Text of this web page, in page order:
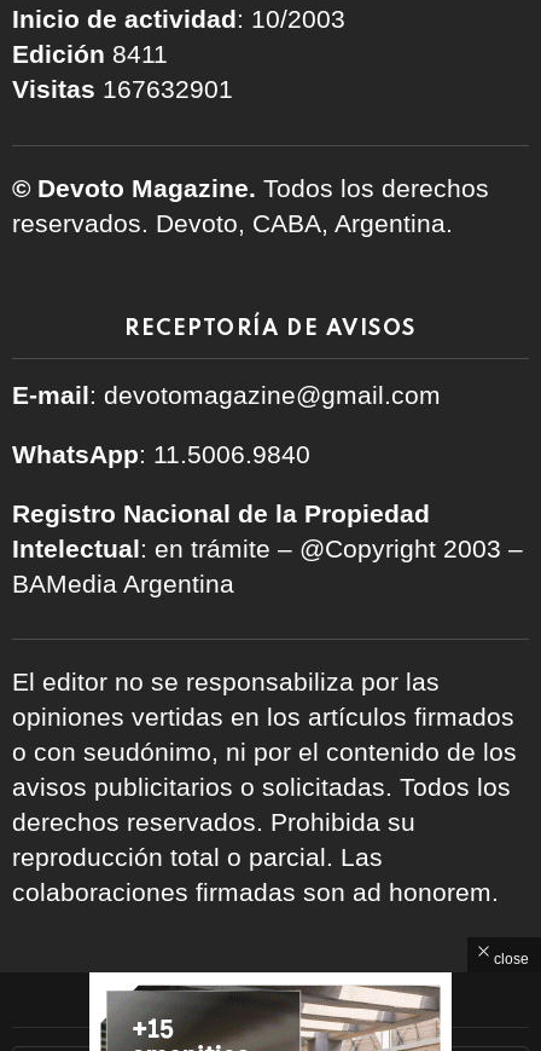
Inicio de actividad: 10/2003
Edición 8411
Visitas 167632901
© Devoto Magazine. Todos los derechos
reservados. Devoto, CABA, Argentina.
RECEPTORÍA DE AVISOS
E-mail: devotomagazine@gmail.com
WhatsApp: 11.5006.9840
Registro Nacional de la Propiedad
Intelectual: en trámite – @Copyright 2003 –
BAMedia Argentina
El editor no se responsabiliza por las
opiniones vertidas en los artículos firmados
o con seudónimo, ni por el contenido de los
avisos publicitarios o solicitadas. Todos los
derechos reservados. Prohibida su
reproducción total o parcial. Las
colaboraciones firmadas son ad honorem.
ARCHIVOS
close